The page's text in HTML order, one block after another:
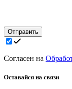
Отправить
Согласен на
Оставайся на связи